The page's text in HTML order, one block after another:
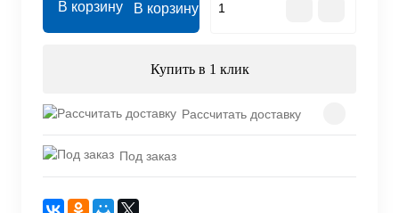
В корзину
Купить в 1 клик
Рассчитать доставку
Под заказ